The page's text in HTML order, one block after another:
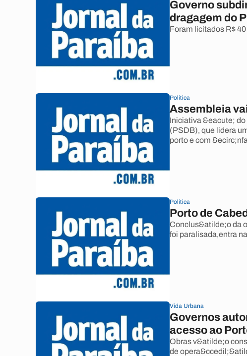
Governo
dragagem do
Foram licitados R$
Política
Assembleia
Iniciativa &eacute;
(PSDB), que lidera
porto e com
Política
Porto de
Conclus&atilde;o da
foi paralisada,entra
Vida Urbana
Governos
acesso ao
Obras v&atilde;o
de